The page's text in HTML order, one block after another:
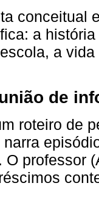
conceitual
a
a
de
roteiro de
O professor